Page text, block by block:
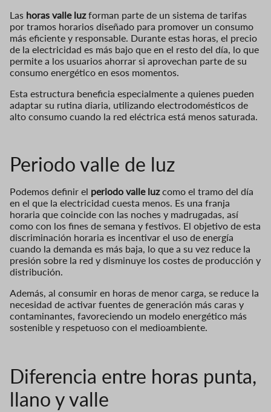
Las horas valle luzforman parte de un sistema de tarifas
por tramos horarios diseñado para promover un consumo
más eficiente y responsable. Durante estas horas, el precio
de la electricidad es más bajo que en el resto del día, lo que
permite a los usuarios ahorrar si aprovechan parte de su
consumo energético en esos momentos.
Esta estructura beneficia especialmente a quienes pueden
adaptar su rutina diaria, utilizando electrodomésticos de
alto consumo cuando la red eléctrica está menos saturada.
Periodo valle de luz
Podemos definir el periodo valle luzcomo el tramo del día
en el que la electricidad cuesta menos. Es una franja
horaria que coincide con las noches y madrugadas, así
como con los fines de semana y festivos. El objetivo de esta
discriminación horaria es incentivar el uso de energía
cuando la demanda es más baja, lo que a su vez reduce la
presión sobre la red y disminuye los costes de producción y
distribución.
Además, al consumir en horas de menor carga, se reduce la
necesidad de activar fuentes de generación más caras y
contaminantes, favoreciendo un modelo energético más
sostenible y respetuoso con el medioambiente.
Diferencia entre horas punta,
llano y valle